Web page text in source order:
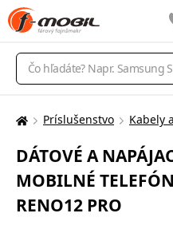
Vyhľadávanie
Tu
nachádzate:
Príslušenstvo Kabely
DÁTOVÉ A
MOBILNÉ
RENO12 PRO